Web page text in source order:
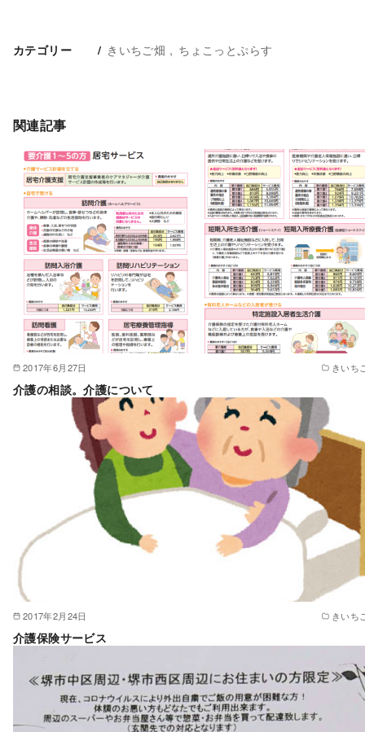
カテゴリー きいちご畑 ちょこっとぷらす
関連記事
2017年6月27日 きいち
介護の相談。介護について
2017年2月24日 きいち
介護保険サービス